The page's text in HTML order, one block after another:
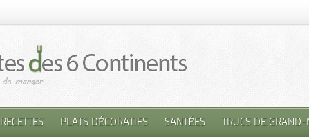
RECETTES PLATS DÉCORATIFS SANTÉES TRUCS DE